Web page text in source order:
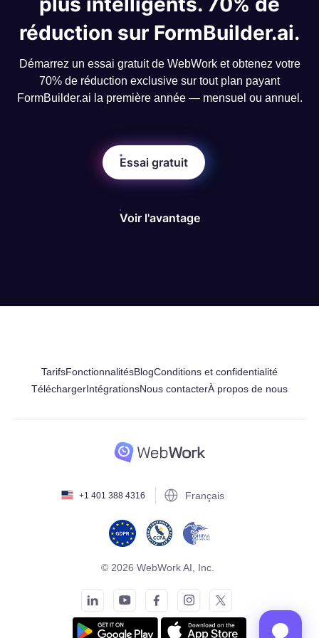
réduction sur FormBuilder.ai.
Démarrez un essai gratuit de WebWork et obtenez votre
70% de réduction exclusive sur tout plan payant
FormBuilder.ai la première année — mensuel ou annuel.
Essai gratuit
Voir l'avantage
TarifsFonctionnalitésBlogConditions et confidentialité
TéléchargerIntégrationsNous contacterÀ propos de nous
+1 401 388 4316 Français
© 2026 WebWork AI, Inc.